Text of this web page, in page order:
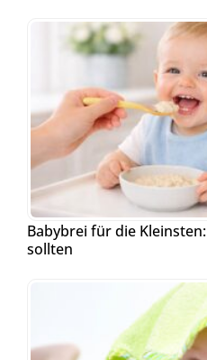
Babybrei für die
sollten